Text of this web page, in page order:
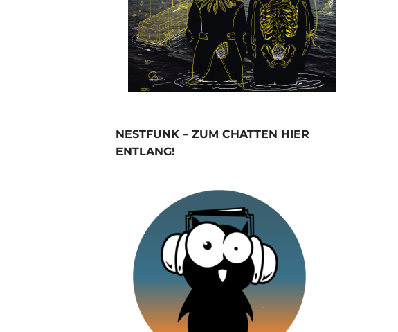
NESTFUNK – ZUM CHATTEN HIER
ENTLANG!